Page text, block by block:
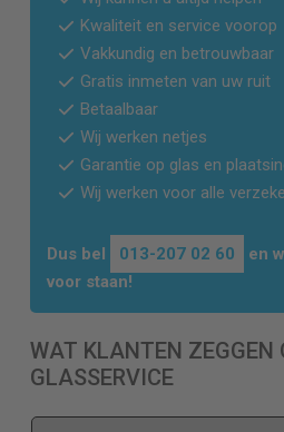
Kwaliteit en service voorop
Vakkundig en betrouwbaar
Gratis inmeten van uw ruit
Betaalbaar
Wij werken netjes
Garantie op glas en
Wij werken voor alle
Dus bel 013-207 02 60
en
voor staan!
WAT KLANTEN ZEGGEN
GLASSERVICE